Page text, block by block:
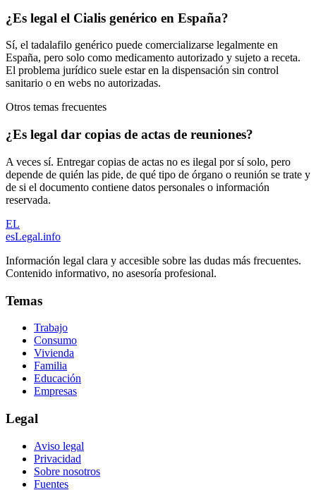
¿Es legal el Cialis genérico en España?
Sí, el tadalafilo genérico puede comercializarse legalmente en
España, pero solo como medicamento autorizado y sujeto a receta.
El problema jurídico suele estar en la dispensación sin control
sanitario o en webs no autorizadas.
Otros temas frecuentes
¿Es legal dar copias de actas de reuniones?
A veces sí. Entregar copias de actas no es ilegal por sí solo, pero
depende de quién las pide, de qué tipo de órgano o reunión se trate y
de si el documento contiene datos personales o información
reservada.
EL
esLegal.info
Información legal clara y accesible sobre las dudas más frecuentes.
Contenido informativo, no asesoría profesional.
Temas
Trabajo
Consumo
Vivienda
Familia
Educación
Empresas
Legal
Aviso legal
Privacidad
Sobre nosotros
Fuentes